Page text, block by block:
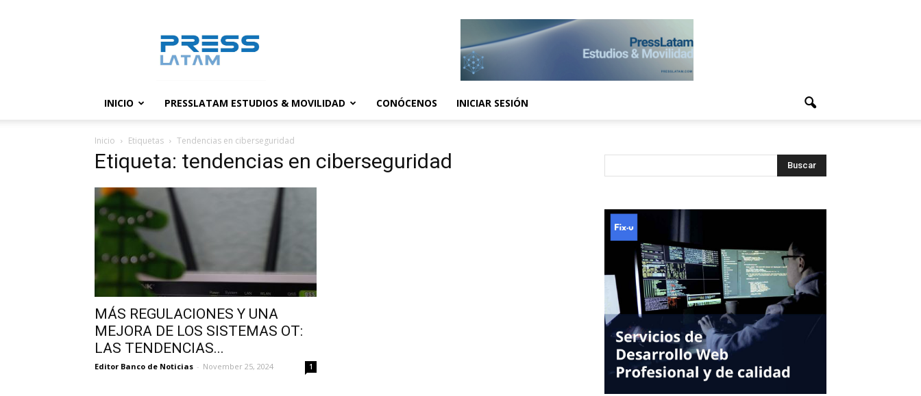
noticias
INICIO PRESSLATAM ESTUDIOS & MOVILIDAD CONÓCENOS INICIAR SESIÓN
Inicio Etiquetas Tendencias en ciberseguridad
Etiqueta: tendencias en ciberseguridad
MÁS REGULACIONES Y UNA
MEJORA DE LOS SISTEMAS OT:
LAS TENDENCIAS...
Editor Banco de Noticias - November 25, 2024 1